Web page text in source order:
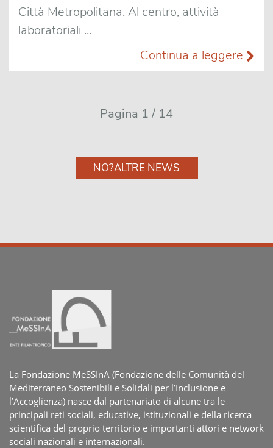
Città Metropolitana. Al centro, attività
laboratoriali ...
Continua a leggere
Pagina 1 / 14
NO?ALTRE NEWS
La Fondazione MeSSInA (Fondazione delle Comunità del
Mediterraneo Sostenibili e Solidali per l’Inclusione e
l’Accoglienza) nasce dal partenariato di alcune tra le
principali reti sociali, educative, istituzionali e della ricerca
scientifica del proprio territorio e importanti attori e network
sociali nazionali e internazionali.